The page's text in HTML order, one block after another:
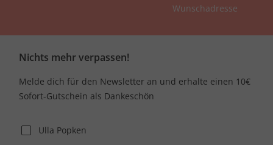
Wunschadresse
Nichts mehr verpassen!
Melde dich für den Newsletter an und erhalte einen 10€
Sofort-Gutschein als Dankeschön
Ulla Popken